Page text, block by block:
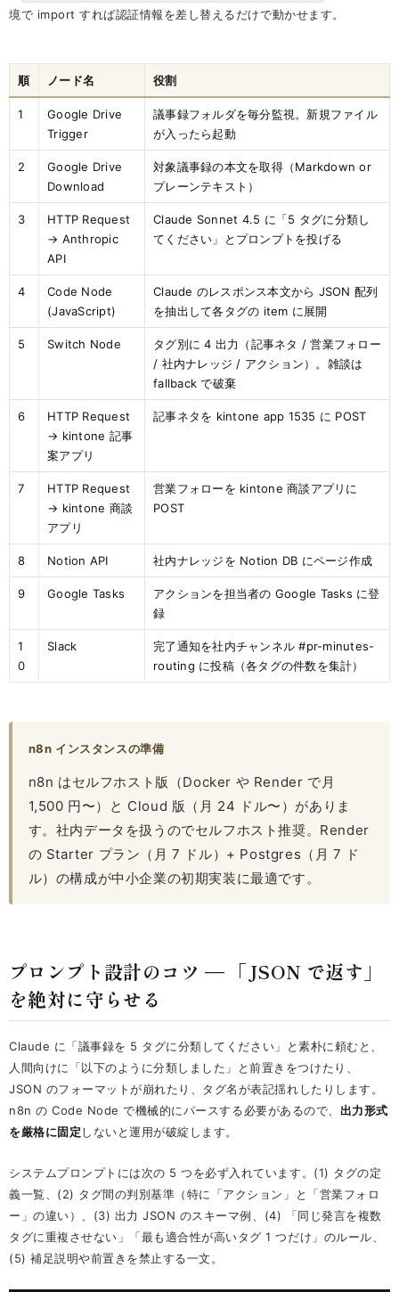
境で import すれば認証情報を差し替えるだけで動かせます。
順 ノード名 役割
1
Google Drive
Trigger
議事録フォルダを毎分監視。新規ファイル
が入ったら起動
2
Google Drive
Download
対象議事録の本文を取得（Markdown or
プレーンテキスト）
3
HTTP Request
→ Anthropic
API
Claude Sonnet 4.5 に「5 タグに分類し
てください」とプロンプトを投げる
4
Code Node
(JavaScript)
Claude のレスポンス本文から JSON 配列
を抽出して各タグの item に展開
5 Switch Node
タグ別に 4 出力（記事ネタ / 営業フォロー
/ 社内ナレッジ / アクション）。雑談は
fallback で破棄
6
HTTP Request
→ kintone 記事
案アプリ
記事ネタを kintone app 1535 に POST
7
HTTP Request
→ kintone 商談
アプリ
営業フォローを kintone 商談アプリに
POST
8 Notion API 社内ナレッジを Notion DB にページ作成
9 Google Tasks
アクションを担当者の Google Tasks に登
録
1
0
Slack
完了通知を社内チャンネル #pr-minutes-
routing に投稿（各タグの件数を集計）
n8n インスタンスの準備
n8n はセルフホスト版（Docker や Render で月
1,500 円〜）と Cloud 版（月 24 ドル〜）がありま
す。社内データを扱うのでセルフホスト推奨。Render
の Starter プラン（月 7 ドル）+ Postgres（月 7 ド
ル）の構成が中小企業の初期実装に最適です。
プロンプト設計のコツ — 「JSON で返す」
を絶対に守らせる
Claude に「議事録を 5 タグに分類してください」と素朴に頼むと、
人間向けに「以下のように分類しました」と前置きをつけたり、
JSON のフォーマットが崩れたり、タグ名が表記揺れしたりします。
n8n の Code Node で機械的にパースする必要があるので、 出力形式
を厳格に固定しないと運用が破綻します。
システムプロンプトには次の 5 つを必ず入れています。(1) タグの定
義一覧、(2) タグ間の判別基準（特に「アクション」と「営業フォロ
ー」の違い）、(3) 出力 JSON のスキーマ例、(4) 「同じ発言を複数
タグに重複させない」「最も適合性が高いタグ 1 つだけ」のルール、
(5) 補足説明や前置きを禁止する一文。